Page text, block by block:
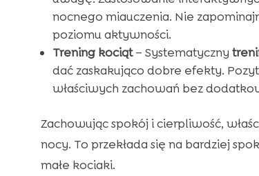
nocnego miauczenia. Nie
poziomu aktywności.
Trening kociąt– Systematyczny
dać zaskakująco dobre efekty.
właściwych zachowań bez
Zachowując spokój i cierpliwość,
nocy. To przekłada się na bardziej
małe kociaki.